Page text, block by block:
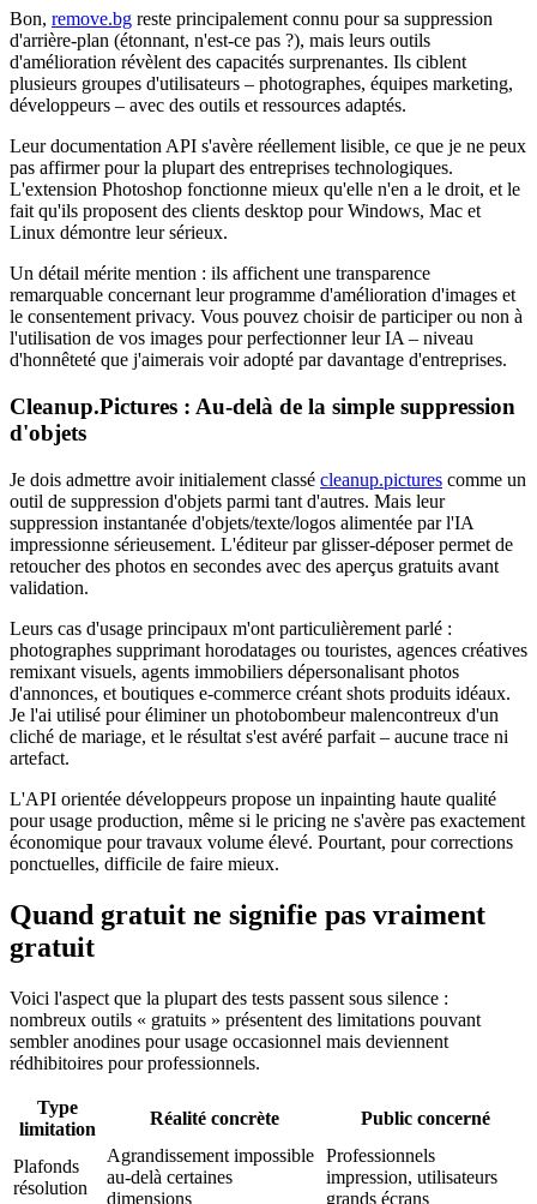
Bon, remove.bg reste principalement connu pour sa suppression
d'arrière-plan (étonnant, n'est-ce pas ?), mais leurs outils
d'amélioration révèlent des capacités surprenantes. Ils ciblent
plusieurs groupes d'utilisateurs – photographes, équipes marketing,
développeurs – avec des outils et ressources adaptés.
Leur documentation API s'avère réellement lisible, ce que je ne peux
pas affirmer pour la plupart des entreprises technologiques.
L'extension Photoshop fonctionne mieux qu'elle n'en a le droit, et le
fait qu'ils proposent des clients desktop pour Windows, Mac et
Linux démontre leur sérieux.
Un détail mérite mention : ils affichent une transparence
remarquable concernant leur programme d'amélioration d'images et
le consentement privacy. Vous pouvez choisir de participer ou non à
l'utilisation de vos images pour perfectionner leur IA – niveau
d'honnêteté que j'aimerais voir adopté par davantage d'entreprises.
Cleanup.Pictures : Au-delà de la simple suppression
d'objets
Je dois admettre avoir initialement classé cleanup.pictures comme un
outil de suppression d'objets parmi tant d'autres. Mais leur
suppression instantanée d'objets/texte/logos alimentée par l'IA
impressionne sérieusement. L'éditeur par glisser-déposer permet de
retoucher des photos en secondes avec des aperçus gratuits avant
validation.
Leurs cas d'usage principaux m'ont particulièrement parlé :
photographes supprimant horodatages ou touristes, agences créatives
remixant visuels, agents immobiliers dépersonalisant photos
d'annonces, et boutiques e-commerce créant shots produits idéaux.
Je l'ai utilisé pour éliminer un photobombeur malencontreux d'un
cliché de mariage, et le résultat s'est avéré parfait – aucune trace ni
artefact.
L'API orientée développeurs propose un inpainting haute qualité
pour usage production, même si le pricing ne s'avère pas exactement
économique pour travaux volume élevé. Pourtant, pour corrections
ponctuelles, difficile de faire mieux.
Quand gratuit ne signifie pas vraiment
gratuit
Voici l'aspect que la plupart des tests passent sous silence :
nombreux outils « gratuits » présentent des limitations pouvant
sembler anodines pour usage occasionnel mais deviennent
rédhibitoires pour professionnels.
Type
limitation
Réalité concrète Public concerné
Plafonds
résolution
Agrandissement impossible
au-delà certaines
dimensions
Professionnels
impression, utilisateurs
grands écrans